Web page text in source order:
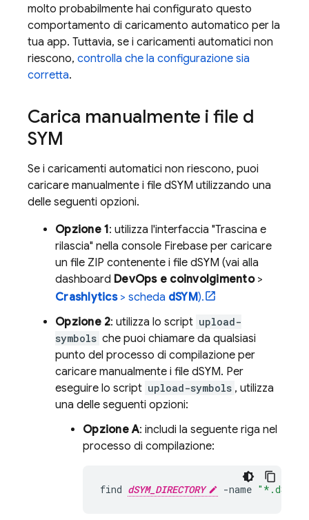
molto probabilmente hai configurato questo
comportamento di caricamento automatico per la
tua app. Tuttavia, se i caricamenti automatici non
riescono, controlla che la configurazione sia
corretta.
Carica manualmente i file d
SYM
Se i caricamenti automatici non riescono, puoi
caricare manualmente i file dSYM utilizzando una
delle seguenti opzioni.
Opzione 1: utilizza l'interfaccia "Trascina e
rilascia" nella console Firebase per caricare
un file ZIP contenente i file dSYM (vai alla
dashboard DevOps e coinvolgimento>
Crashlytics> scheda dSYM).
Opzione 2: utilizza lo script upload-
symbols che puoi chiamare da qualsiasi
punto del processo di compilazione per
caricare manualmente i file dSYM. Per
eseguire lo script upload-symbols , utilizza
una delle seguenti opzioni:
Opzione A: includi la seguente riga nel
processo di compilazione:
find dSYM_DIRECTORY -name "*.dSYM"